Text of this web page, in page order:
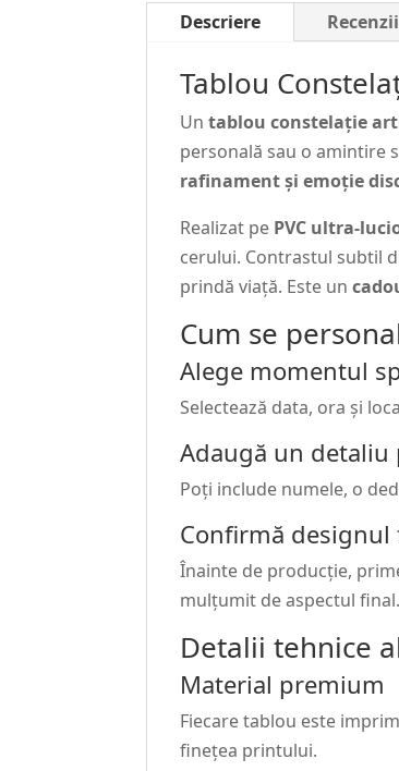
Descriere
Tablou
Untablou constelație
personală sau o amintire
rafinament și emoție
Realizat pe PVC ultra-
cerului. Contrastul subtil
prindă viață. Este un
Cum se
Alege momentul
Selectează data, ora și
Adaugă un detaliu
Poți include numele, o
Confirmă designul
Înainte de producție,
mulțumit de aspectul final.
Detalii tehnice
Material premium
Fiecare tablou este
finețea printului.